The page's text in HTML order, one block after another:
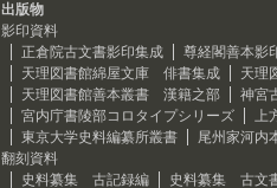
出版物
影印資料
正倉院古文書影印集成
尊経閣善本影
天理図書館綿屋文庫 俳書集成
天理
天理図書館善本叢書 漢籍之部
神宮
宮内庁書陵部コロタイプシリーズ
上
東京大学史料編纂所叢書
尾州家河内
翻刻資料
史料纂集 古記録編
史料纂集 古文